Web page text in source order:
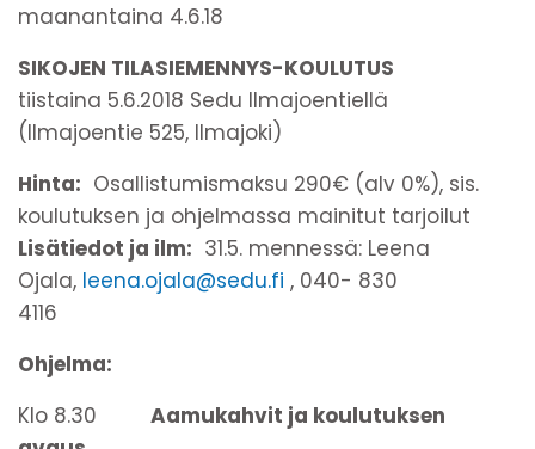
maanantaina 4.6.18
SIKOJEN TILASIEMENNYS-KOULUTUS
tiistaina 5.6.2018 Sedu Ilmajoentiellä
(Ilmajoentie 525, Ilmajoki)
Hinta: Osallistumismaksu 290€ (alv 0%), sis.
koulutuksen ja ohjelmassa mainitut tarjoilut
Lisätiedot ja ilm: 31.5. mennessä: Leena
Ojala, leena.ojala@sedu.fi , 040- 830
4116
Ohjelma:
Klo 8.30 Aamukahvit ja koulutuksen